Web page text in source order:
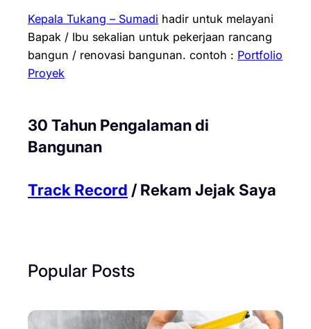
Kepala Tukang – Sumadi hadir untuk melayani
Bapak / Ibu sekalian untuk pekerjaan rancang
bangun / renovasi bangunan. contoh : Portfolio
Proyek
30 Tahun Pengalaman di
Bangunan
Track Record / Rekam Jejak Saya
Popular Posts